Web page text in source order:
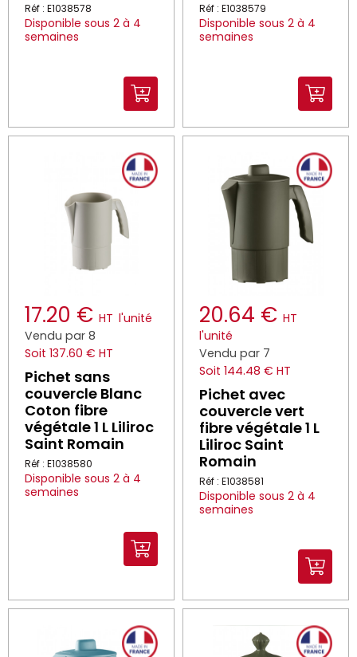
Réf : E1038578
Disponible sous 2 à 4
semaines
Réf : E1038579
Disponible sous 2 à 4
semaines
17.20 € HT l'unité
Vendu par 8
Soit 137.60 € HT
Pichet sans
couvercle Blanc
Coton fibre
végétale 1 L Liliroc
Saint Romain
Réf : E1038580
Disponible sous 2 à 4
semaines
20.64 € HT
l'unité
Vendu par 7
Soit 144.48 € HT
Pichet avec
couvercle vert
fibre végétale 1 L
Liliroc Saint
Romain
Réf : E1038581
Disponible sous 2 à 4
semaines